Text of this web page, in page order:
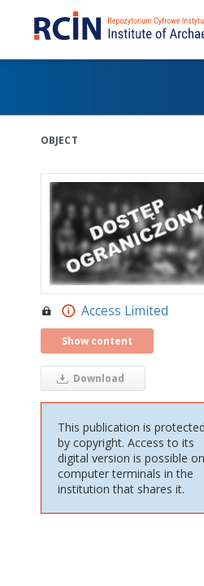
OBJECT
Access Limited
Show content
Download
This publication is protected
by copyright. Access to its
digital version is possible on
computer terminals in the
institution that shares it.